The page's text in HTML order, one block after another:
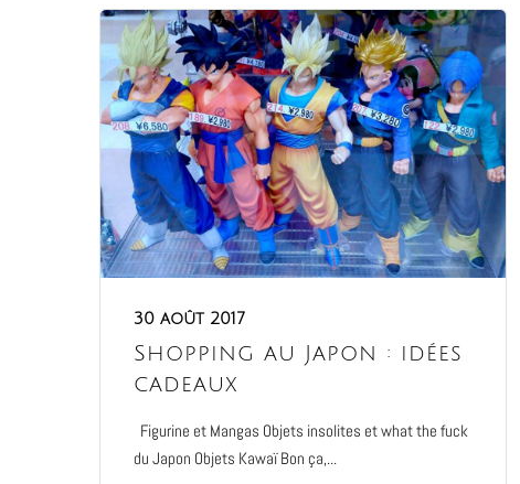
30 août 2017
Shopping au Japon : idées
cadeaux
Figurine et Mangas Objets insolites et what the fuck
du Japon Objets Kawaï Bon ça,...